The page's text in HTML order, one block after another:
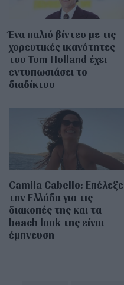
Ένα παλιό βίντεο με τις
χορευτικές ικανότητες
του Tom Holland έχει
εντυπωσιάσει το
διαδίκτυο
Camila Cabello: Επέλεξε
την Ελλάδα για τις
διακοπές της και τα
beach look της είναι
έμπνευση